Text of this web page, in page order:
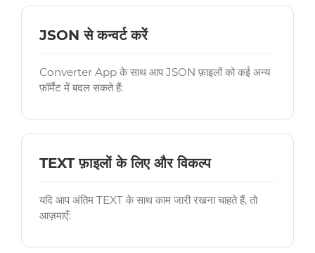
JSON से कन्वर्ट करें
Converter App के साथ आप JSON फ़ाइलों को कई अन्य
फ़ॉर्मैट में बदल सकते हैं:
TEXT फ़ाइलों के लिए और विकल्प
यदि आप अंतिम TEXT के साथ काम जारी रखना चाहते हैं, तो
आज़माएँ: